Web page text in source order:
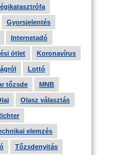
Gyorsjelentés
Internetadó
ötlet Koronavírus
Lottó
tőzsde MNB
Olasz választás
elemzés
Tőzsdenyitás